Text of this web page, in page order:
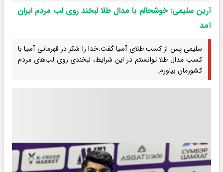
آرین سلیمی: خوشحالم با مدال طلا لبخند روی لب مردم ایران
آمد
سلیمی پس از کسب طلای آسیا گفت:خدا را شکر در قهرمانی آسیا با
کسب مدال طلا توانستم در این شرایط، لبخندی روی لب‌های مردم
کشورمان بیاورم.